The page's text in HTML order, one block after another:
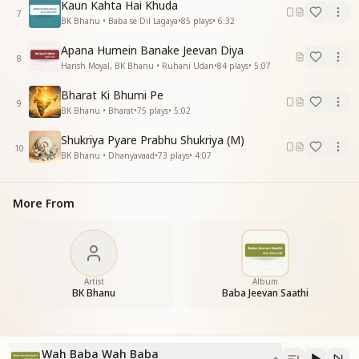
7
Kaun Kahta Hai Khuda
BK Bhanu • Baba se Dil Lagaya•85 plays• 6:32
8
Apana Humein Banake Jeevan Diya
Harish Moyal, BK Bhanu • Ruhani Udan•84 plays• 5:07
9
Bharat Ki Bhumi Pe
BK Bhanu • Bharat•75 plays• 5:02
10
Shukriya Pyare Prabhu Shukriya (M)
BK Bhanu • Dhanyavaad•73 plays• 4:07
More From
Artist
BK Bhanu
Album
Baba Jeevan Saathi
Wah Baba Wah Baba